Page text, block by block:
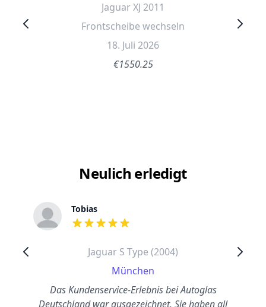
Jaguar XJ 2011
Frontscheibe wechseln
18. Juli 2026
€1550.25
Neulich erledigt
Tobias
out of 5 stars
Jaguar S Type (2004)
München
Das Kundenservice-Erlebnis bei Autoglas
Deutschland war ausgezeichnet. Sie haben all